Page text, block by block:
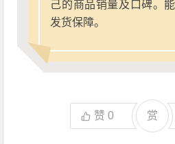
己的商品销量及口碑。
发货保障。
赞0 赏